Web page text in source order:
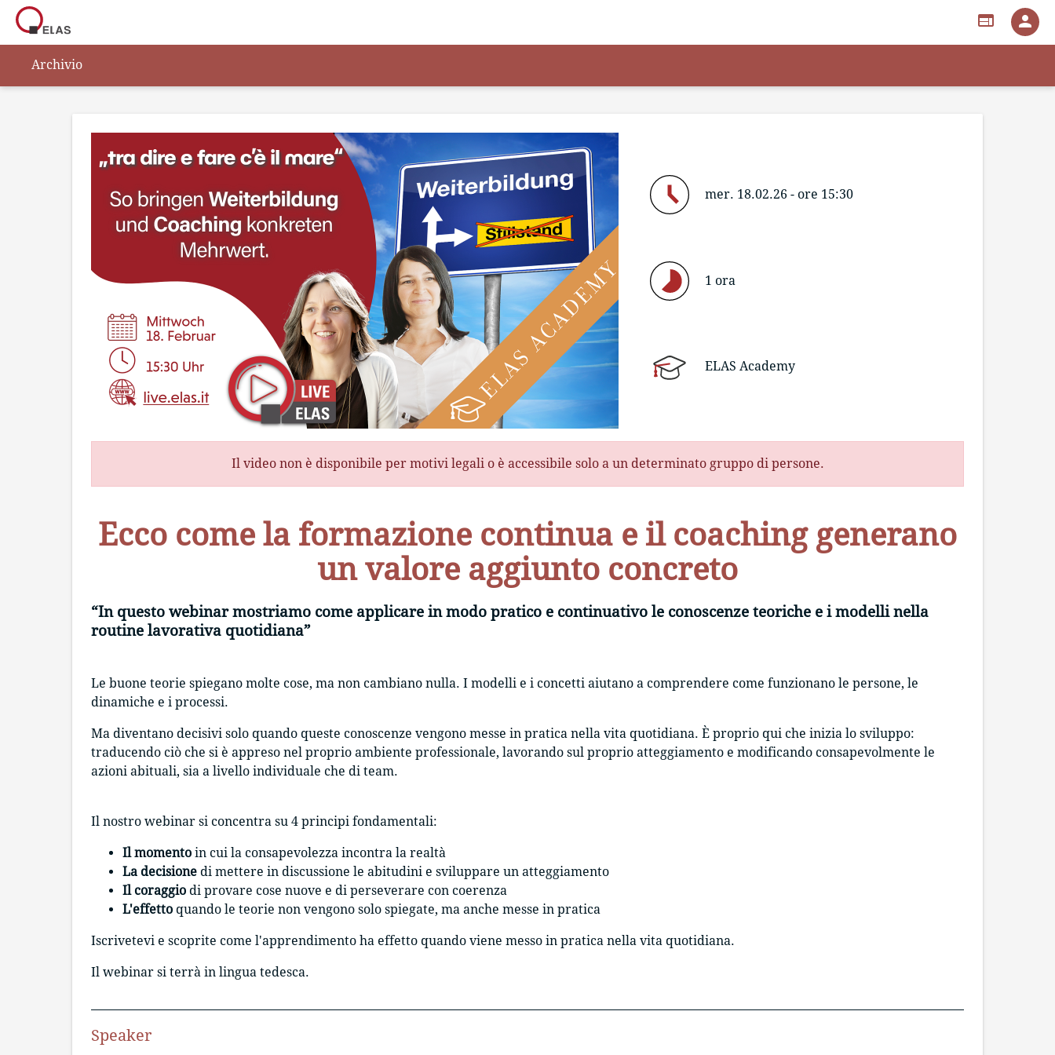
web person
Archivio
mer. 18.02.26 - ore 15:30
1 ora
ELAS Academy
Il video non è disponibile per motivi legali o è accessibile solo a un determinato gruppo di persone.
Ecco come la formazione continua e il coaching generano
un valore aggiunto concreto
“In questo webinar mostriamo come applicare in modo pratico e continuativo le conoscenze teoriche e i modelli nella
routine lavorativa quotidiana”
Le buone teorie spiegano molte cose, ma non cambiano nulla. I modelli e i concetti aiutano a comprendere come funzionano le persone, le
dinamiche e i processi.
Ma diventano decisivi solo quando queste conoscenze vengono messe in pratica nella vita quotidiana. È proprio qui che inizia lo sviluppo:
traducendo ciò che si è appreso nel proprio ambiente professionale, lavorando sul proprio atteggiamento e modificando consapevolmente le
azioni abituali, sia a livello individuale che di team.
Il nostro webinar si concentra su 4 principi fondamentali:
Il momento in cui la consapevolezza incontra la realtà
La decisione di mettere in discussione le abitudini e sviluppare un atteggiamento
Il coraggio di provare cose nuove e di perseverare con coerenza
L'effetto quando le teorie non vengono solo spiegate, ma anche messe in pratica
Iscrivetevi e scoprite come l'apprendimento ha effetto quando viene messo in pratica nella vita quotidiana.
Il webinar si terrà in lingua tedesca.
Speaker